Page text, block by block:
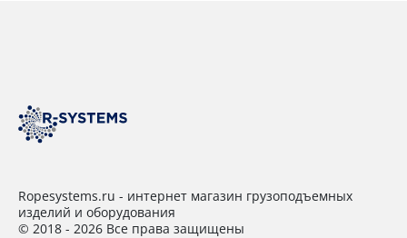
Ropesystems.ru - интернет магазин грузоподъемных
изделий и оборудования
© 2018 - 2026 Все права защищены